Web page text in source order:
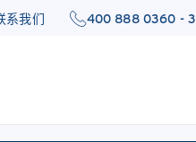
系我们 400 888 0360 - 3